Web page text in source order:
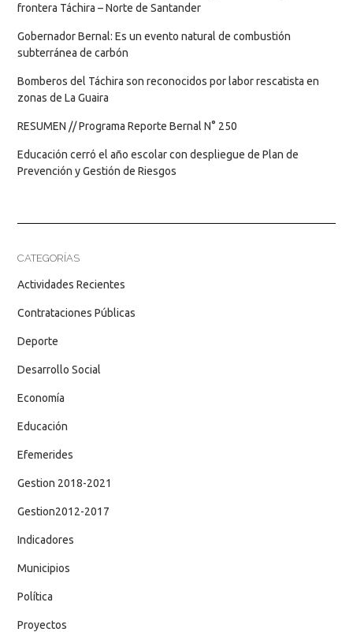
frontera Táchira – Norte de Santander
Gobernador Bernal: Es un evento natural de combustión
subterránea de carbón
Bomberos del Táchira son reconocidos por labor rescatista en
zonas de La Guaira
RESUMEN // Programa Reporte Bernal N° 250
Educación cerró el año escolar con despliegue de Plan de
Prevención y Gestión de Riesgos
CATEGORÍAS
Actividades Recientes
Contrataciones Públicas
Deporte
Desarrollo Social
Economía
Educación
Efemerides
Gestion 2018-2021
Gestion2012-2017
Indicadores
Municipios
Política
Proyectos